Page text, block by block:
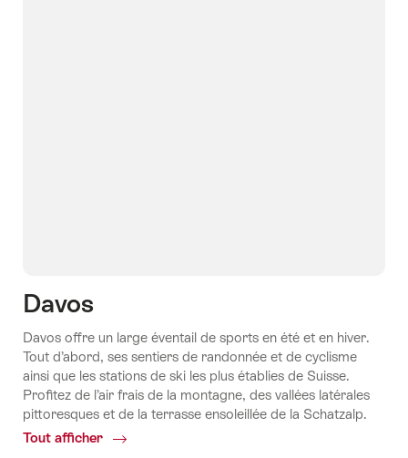
Davos
Davos offre un large éventail de sports en été et en hiver.
Tout d’abord, ses sentiers de randonnée et de cyclisme
ainsi que les stations de ski les plus établies de Suisse.
Profitez de l’air frais de la montagne, des vallées latérales
pittoresques et de la terrasse ensoleillée de la Schatzalp.
Tout afficher
Common.Of